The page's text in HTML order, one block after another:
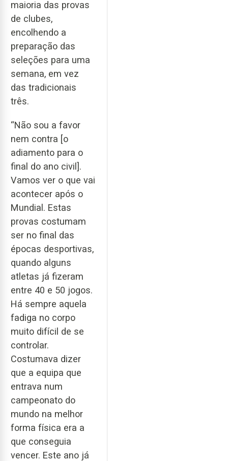
maioria das provas
de clubes,
encolhendo a
preparação das
seleções para uma
semana, em vez
das tradicionais
três.
“Não sou a favor
nem contra [o
adiamento para o
final do ano civil].
Vamos ver o que vai
acontecer após o
Mundial. Estas
provas costumam
ser no final das
épocas desportivas,
quando alguns
atletas já fizeram
entre 40 e 50 jogos.
Há sempre aquela
fadiga no corpo
muito difícil de se
controlar.
Costumava dizer
que a equipa que
entrava num
campeonato do
mundo na melhor
forma física era a
que conseguia
vencer. Este ano já